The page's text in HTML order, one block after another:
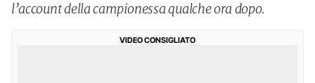
l’account della campionessa qualche ora dopo.
VIDEO CONSIGLIATO